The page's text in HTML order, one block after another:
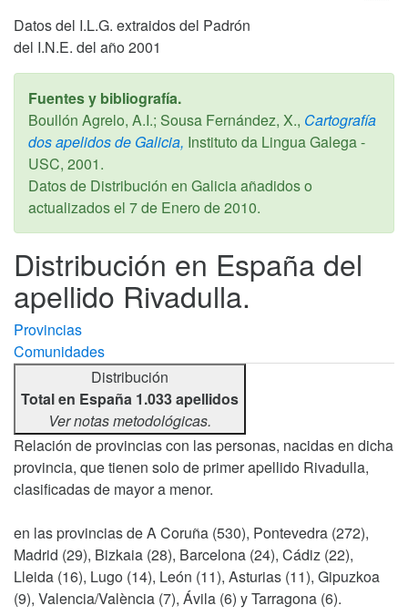
Datos del I.L.G. extraidos del Padrón
del I.N.E. del año 2001
Fuentes y bibliografía.
Boullón Agrelo, A.I.; Sousa Fernández, X., Cartografía
dos apelidos de Galicia, Instituto da Lingua Galega -
USC, 2001.
Datos de Distribución en Galicia añadidos o
actualizados el 7 de Enero de 2010.
Distribución en España del
apellido Rivadulla.
Provincias
Comunidades
Distribución
Total en España 1.033 apellidos
Ver notas metodológicas.
Relación de provincias con las personas, nacidas en dicha
provincia, que tienen solo de primer apellido Rivadulla,
clasificadas de mayor a menor.
en las provincias de A Coruña (530), Pontevedra (272),
Madrid (29), Bizkaia (28), Barcelona (24), Cádiz (22),
Lleida (16), Lugo (14), León (11), Asturias (11), Gipuzkoa
(9), Valencia/València (7), Ávila (6) y Tarragona (6).